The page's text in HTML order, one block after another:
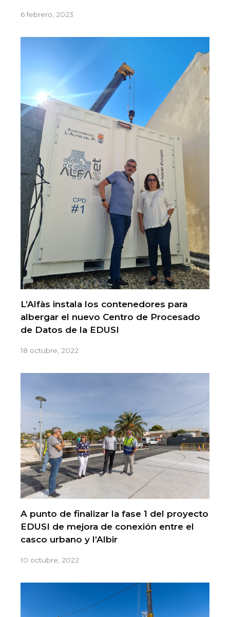
6 febrero, 2023
L’Alfàs instala los contenedores para
albergar el nuevo Centro de Procesado
de Datos de la EDUSI
18 octubre, 2022
A punto de finalizar la fase 1 del proyecto
EDUSI de mejora de conexión entre el
casco urbano y l’Albir
10 octubre, 2022